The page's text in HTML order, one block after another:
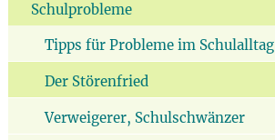
Schulprobleme
Tipps für Probleme im Schulalltag
Der Störenfried
Verweigerer, Schulschwänzer